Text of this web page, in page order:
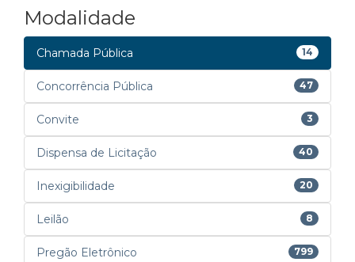
Modalidade
Chamada Pública 14
Concorrência Pública 47
Convite 3
Dispensa de Licitação 40
Inexigibilidade 20
Leilão 8
Pregão Eletrônico 799